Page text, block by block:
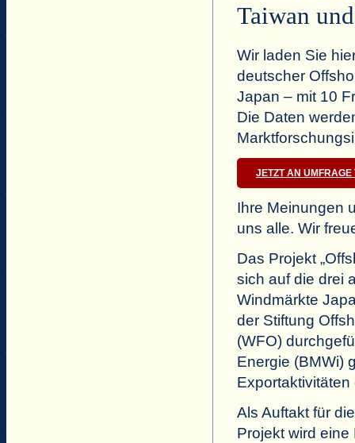
Taiwan
Wir laden Sie
deutscher
Japan – mit 10
Die Daten
JETZT AN UMFRAGE
Ihre Meinungen
uns alle. Wir
Das Projekt
sich auf die drei
Windmärkte
der Stiftung
(WFO)
Energie (BMWi)
Als Auftakt für
Projekt wird